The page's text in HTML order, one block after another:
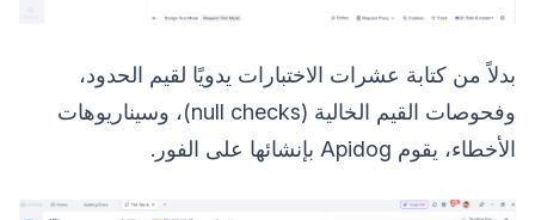
بدلاً من كتابة عشرات الاختبارات يدويًا لقيم الحدود،
وفحوصات القيم الخالية (null checks)، وسيناريوهات
الأخطاء، يقوم Apidog بإنشائها على الفور.